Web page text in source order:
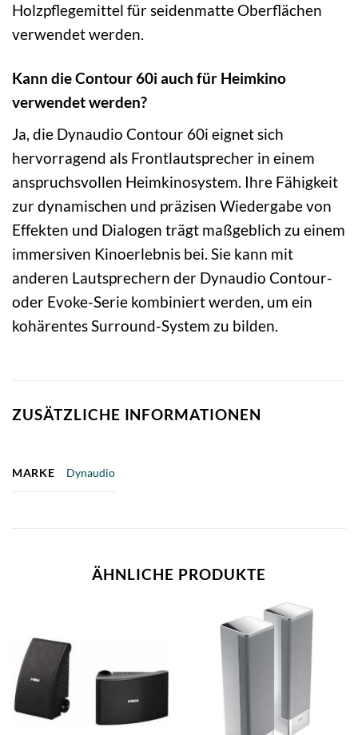
Holzpflegemittel für seidenmatte Oberflächen
verwendet werden.
Kann die Contour 60i auch für Heimkino
verwendet werden?
Ja, die Dynaudio Contour 60i eignet sich
hervorragend als Frontlautsprecher in einem
anspruchsvollen Heimkinosystem. Ihre Fähigkeit
zur dynamischen und präzisen Wiedergabe von
Effekten und Dialogen trägt maßgeblich zu einem
immersiven Kinoerlebnis bei. Sie kann mit
anderen Lautsprechern der Dynaudio Contour-
oder Evoke-Serie kombiniert werden, um ein
kohärentes Surround-System zu bilden.
ZUSÄTZLICHE INFORMATIONEN
MARKE Dynaudio
ÄHNLICHE PRODUKTE